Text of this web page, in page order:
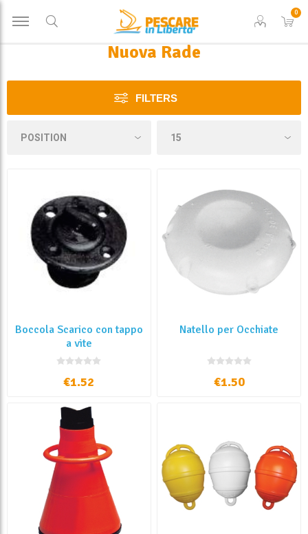
0
Nuova Rade
FILTERS
Boccola Scarico con tappo
a vite
€1.52
Natello per Occhiate
€1.50